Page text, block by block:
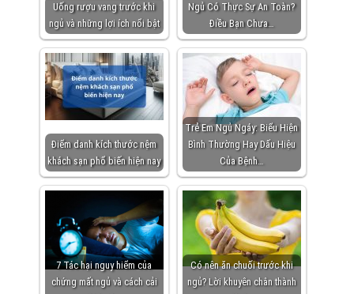
Uống rượu vang trước khi
ngủ và những lợi ích nổi bật
Ngủ Có Thực Sự An Toàn?
Điều Bạn Chưa…
Điểm danh kích thước nệm
khách sạn phổ biến hiện nay
Trẻ Em Ngủ Ngáy: Biểu Hiện
Bình Thường Hay Dấu Hiệu
Của Bệnh…
7 Tác hại nguy hiểm của
chứng mất ngủ và cách cải
Có nên ăn chuối trước khi
ngủ? Lời khuyên chân thành